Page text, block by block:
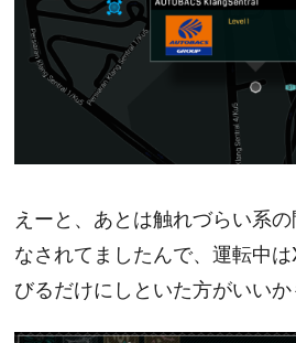
えーと、あとは触れづらい系
なされてましたんで、運転中
びるだけにしといた方がいいか